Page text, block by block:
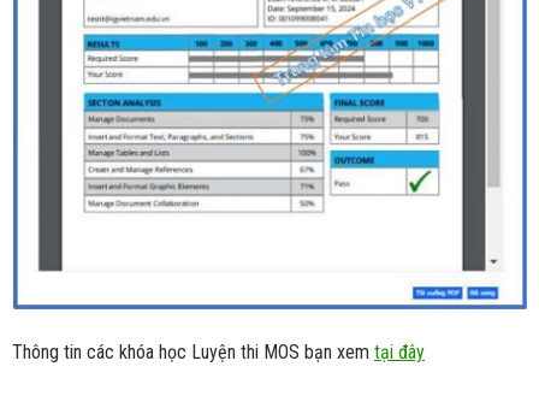
Thông tin các khóa học Luyện thi MOS bạn xem tại đây